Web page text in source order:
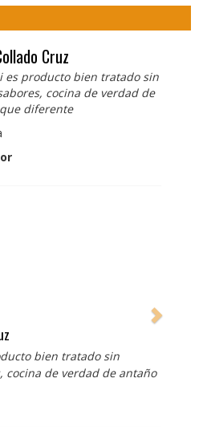
Cruz
es producto bien tratado sin
cocina de verdad de
diferente
bien tratado sin
cocina de verdad de antaño